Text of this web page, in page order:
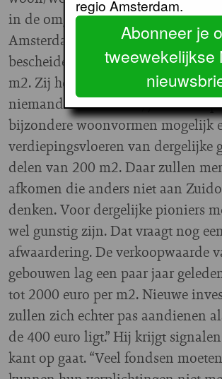
in de omgeving van de
Amsterdam Zuidoost. “Daar
bescheiden kantoorpanden van
m2. Zij hebben hun tijd echt gehad.
niemand meer in. Stel, je maakt
bijzondere woonvormen mogelijk
verdiepingsvloeren van dergelijke
delen van 200 m2. Daar zullen
afkomen die anders niet aan
denken. Voor dergelijke pioniers
wel gunstig zijn. Dat vraagt nog
afwaardering. De verkoopwaarde
gebouwen lag een paar jaar
tot 2000 euro per m2. Nieuwe
zullen zich echter pas aandienen
de 400 euro ligt.” Hij krijgt
kant op gaat. “Veel fondsen
regio Amsterdam.
Abonneer je
tweewekelijkse